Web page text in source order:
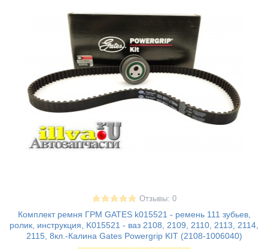
Отзывы: 0
Комплект ремня ГРМ GATES k015521 - ремень 111 зубьев,
ролик, инструкция, K015521 - ваз 2108, 2109, 2110, 2113, 2114,
2115, 8кл.-Калина Gates Powergrip KIT (2108-1006040)